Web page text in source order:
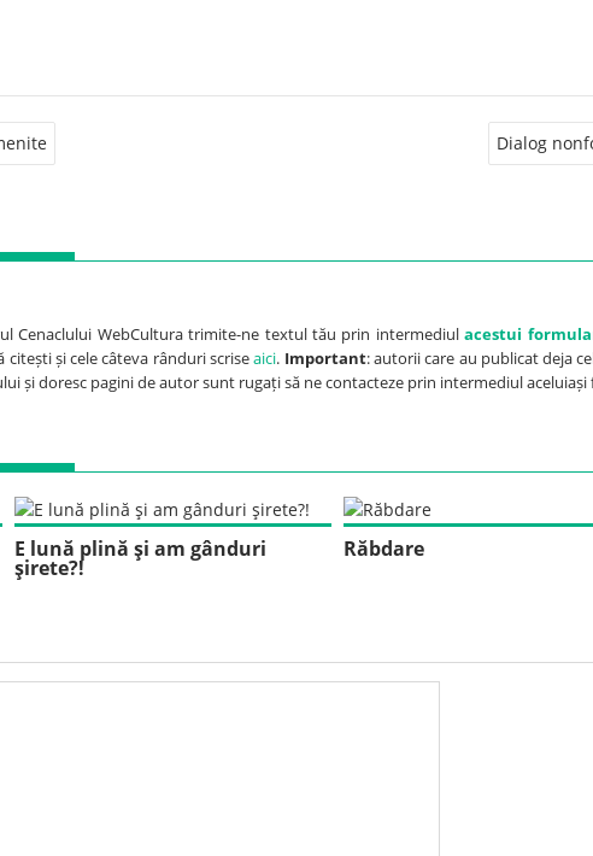
Dialog
Cenaclului WebCultura trimite-ne textul tău prin intermediulacestui
citești și cele câteva rânduri scriseaici. Important: autorii care au publicat deja
și doresc pagini de autor sunt rugați să ne contacteze prin intermediul
E lună plină şi am gânduri
şirete?!
Răbdare